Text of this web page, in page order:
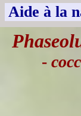
Aide à la
-